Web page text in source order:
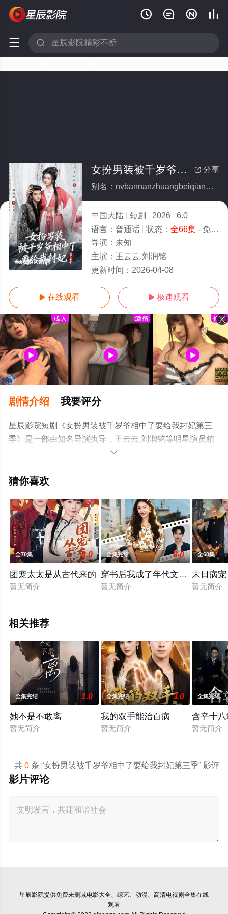
   
 
全66集/大结局
 分享
女扮男装被千岁爷相中了要给我封妃第三季(全集)
别名：nvbannanzhuangbeiqiansuiyexiangzhongliaoyaogeiwofengfeidisanji
中国大陆 短剧 2026
6.0
语言： 普通话 状态： 全66集- 免费在线观看
导演： 未知
主演： 王云云,刘润铭
更新时间： 2026-04-08
 在线观看  极速观看
剧情介绍 我要评分
星辰影院短剧《女扮男装被千岁爷相中了要给我封妃第三
季》是一部由知名导演执导，王云云,刘润铭等明星演员精
彩演绎的中国大陆电视剧，大结局剧情已揭晓（全66
辰电影网，热播电视剧提前免费观看，更多剧情信息可移

猜你喜欢
全70集 8.0
团宠太太是从古代来的
暂无简介
全集完结 8.0
穿书后我成了年代文真千金
暂无简介
全60集
末日病宠
暂无简介
相关推荐
全集完结 1.0
她不是不敢离
暂无简介
全集完结 3.0
我的双手能治百病
暂无简介
全集完结
含辛十
暂无简介
共0 条 “女扮男装被千岁爷相中了要给我封妃第三季” 影评
影片评论
星辰影院提供免费未删减电影大全、综艺、动漫、高清电视剧全集在线
观看